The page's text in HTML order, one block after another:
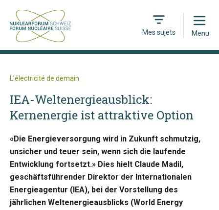
Mes sujets
Open
Menu
L’électricité de demain
IEA-Weltenergieausblick:
Kernenergie ist attraktive Option
«Die Energieversorgung wird in Zukunft schmutzig,
unsicher und teuer sein, wenn sich die laufende
Entwicklung fortsetzt.» Dies hielt Claude Madil,
geschäftsführender Direktor der Internationalen
Energieagentur (IEA), bei der Vorstellung des
jährlichen Weltenergieausblicks (World Energy